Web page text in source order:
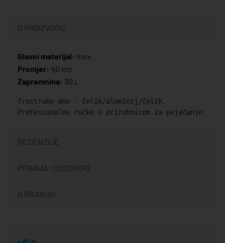
O PROIZVODU
Glavni materijal: Inox
Promjer: 40 cm
Zapremnina: 30 L
Trostruko dno - čelik/aluminij/čelik.
Profesionalne ručke s prirubnicom za pojačanje.
RECENZIJE
PITANJA I ODGOVORI
O BRANDU